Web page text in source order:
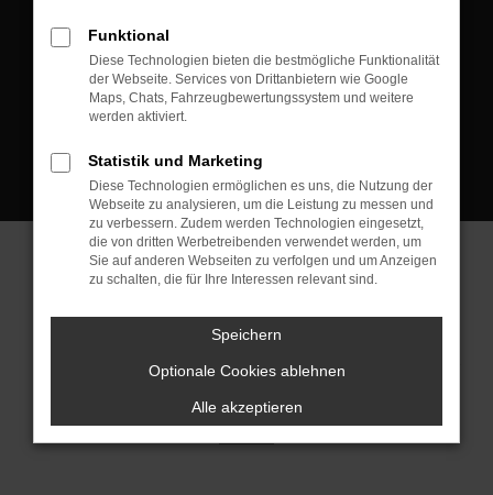
Kontakt:
Tel.: +49 3745 760 90 20
Fax: +49 3745 760 90 21
Mail: fj@jakob-trading.com
Cookie Einstellungen
© 2026 Jakob Trading GmbH | Neustädter Straße 1 | DE-08223
Neustadt/Vogtland | fj@jakob-trading.com | Webdesign by audaris.de
Funktional
Diese Technologien bieten die bestmögliche Funktionalität
der Webseite. Services von Drittanbietern wie Google
Maps, Chats, Fahrzeugbewertungssystem und weitere
werden aktiviert.
Statistik und Marketing
Diese Technologien ermöglichen es uns, die Nutzung der
Webseite zu analysieren, um die Leistung zu messen und
zu verbessern. Zudem werden Technologien eingesetzt,
die von dritten Werbetreibenden verwendet werden, um
Sie auf anderen Webseiten zu verfolgen und um Anzeigen
zu schalten, die für Ihre Interessen relevant sind.
Speichern
Optionale Cookies ablehnen
Alle akzeptieren